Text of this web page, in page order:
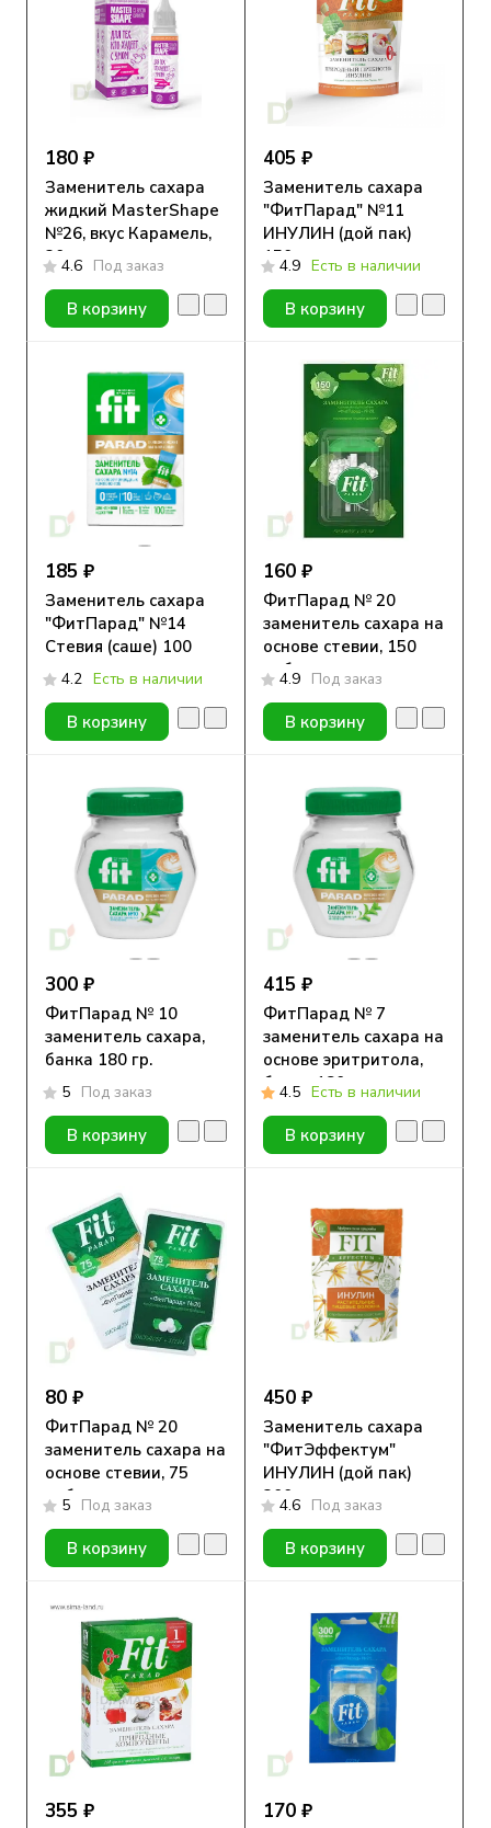
180 ₽
Заменитель сахара
жидкий MasterShape
№26, вкус Карамель,
30мл
4.6 Под заказ
В корзину
405 ₽
Заменитель сахара
"ФитПарад" №11
ИНУЛИН (дой пак)
150 гр.
4.9 Есть в наличии
В корзину
185 ₽
Заменитель сахара
"ФитПарад" №14
Стевия (саше) 100
штук
4.2 Есть в наличии
В корзину
160 ₽
ФитПарад № 20
заменитель сахара на
основе стевии, 150
таблеток
4.9 Под заказ
В корзину
300 ₽
ФитПарад № 10
заменитель сахара,
банка 180 гр.
5 Под заказ
В корзину
415 ₽
ФитПарад № 7
заменитель сахара на
основе эритритола,
банка 180 гр.
4.5 Есть в наличии
В корзину
80 ₽
ФитПарад № 20
заменитель сахара на
основе стевии, 75
таблеток
5 Под заказ
В корзину
450 ₽
Заменитель сахара
"ФитЭффектум"
ИНУЛИН (дой пак)
200 гр.
4.6 Под заказ
В корзину
355 ₽ 170 ₽